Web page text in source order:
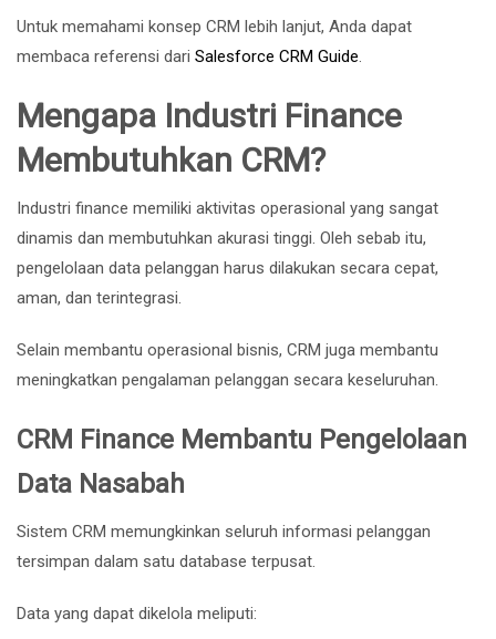
Untuk memahami konsep CRM lebih lanjut, Anda dapat
membaca referensi dari Salesforce CRM Guide.
Mengapa Industri Finance
Membutuhkan CRM?
Industri finance memiliki aktivitas operasional yang sangat
dinamis dan membutuhkan akurasi tinggi. Oleh sebab itu,
pengelolaan data pelanggan harus dilakukan secara cepat,
aman, dan terintegrasi.
Selain membantu operasional bisnis, CRM juga membantu
meningkatkan pengalaman pelanggan secara keseluruhan.
CRM Finance Membantu Pengelolaan
Data Nasabah
Sistem CRM memungkinkan seluruh informasi pelanggan
tersimpan dalam satu database terpusat.
Data yang dapat dikelola meliputi: